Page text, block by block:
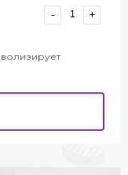
- +